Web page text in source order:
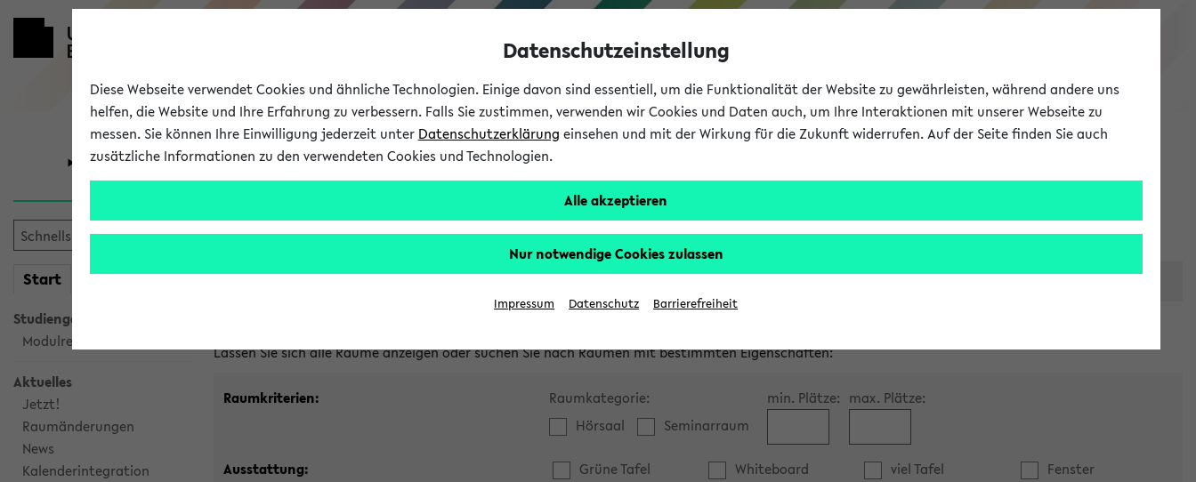
eKVV
Universität Forschung Studium
Start meineKVV
Studiengangsauswahl
Modulrecherche
Aktuelles
Jetzt!
Raumänderungen
News
Kalenderintegration
Im eKVV verwaltete Räume
Lassen Sie sich alle Räume anzeigen oder suchen Sie nach Räumen mit bestimmten Eigenschaften:
Raumkriterien:
Raumkategorie:
Hörsaal
Seminarraum
min. Plätze: max. Plätze:
Ausstattung: Grüne Tafel Whiteboard viel Tafel
Fenster
Datenschutzeinstellung
Diese Webseite verwendet Cookies und ähnliche Technologien. Einige davon sind essentiell, um die Funktionalität der Website zu gewährleisten, während andere uns
helfen, die Website und Ihre Erfahrung zu verbessern. Falls Sie zustimmen, verwenden wir Cookies und Daten auch, um Ihre Interaktionen mit unserer Webseite zu
messen. Sie können Ihre Einwilligung jederzeit unter Datenschutzerklärung einsehen und mit der Wirkung für die Zukunft widerrufen. Auf der Seite finden Sie auch
zusätzliche Informationen zu den verwendeten Cookies und Technologien.
Alle akzeptieren
Nur notwendige Cookies zulassen
Impressum Datenschutz Barrierefreiheit